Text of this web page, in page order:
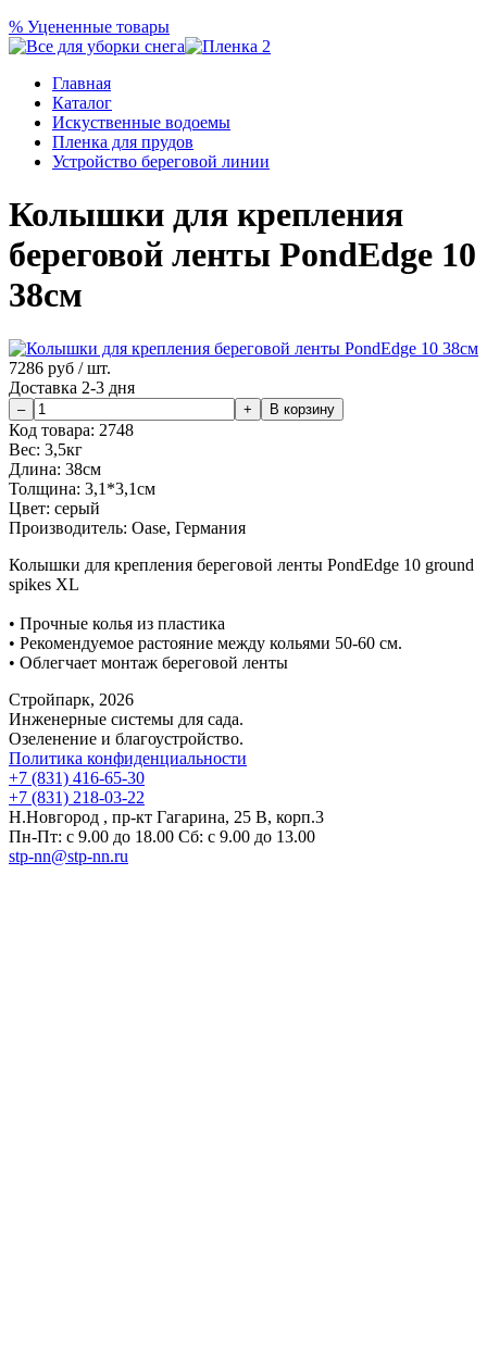
% Уцененные товары
Главная
Каталог
Искуственные водоемы
Пленка для прудов
Устройство береговой линии
Колышки для крепления
береговой ленты PondEdge 10
38см
7286 руб / шт.
Доставка 2-3 дня
Код товара: 2748
Вес: 3,5кг
Длина: 38см
Толщина: 3,1*3,1см
Цвет: серый
Производитель: Oase, Германия
Колышки для крепления береговой ленты PondEdge 10 ground
spikes XL
• Прочные колья из пластика
• Рекомендуемое растояние между кольями 50-60 см.
• Облегчает монтаж береговой ленты
Стройпарк, 2026
Инженерные системы для сада.
Озеленение и благоустройство.
Политика конфиденциальности
+7 (831) 416-65-30
+7 (831) 218-03-22
Н.Новгород , пр-кт Гагарина, 25 В, корп.3
Пн-Пт: с 9.00 до 18.00 Сб: с 9.00 до 13.00
stp-nn@stp-nn.ru